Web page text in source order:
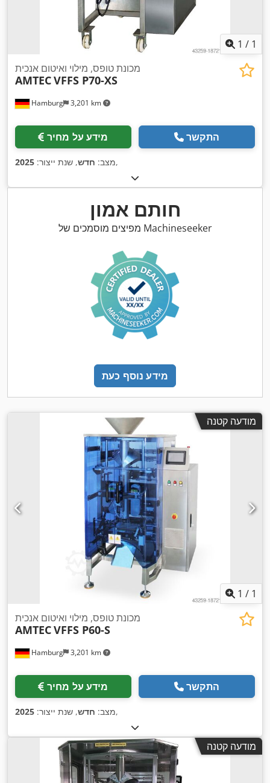
1 / 1
Hamburg 3,201 km
מכונת טופס, מילוי ואיטום אנכית
AMTECVFFS P70-XS
מידע על מחיר התקשר
מצב: חדש, שנת ייצור: 2025 ,
חותם אמון
מפיצים מוסמכים של Machineseeker
מידע נוסף כעת
מודעה קטנה
1 / 1
Hamburg 3,201 km
מכונת טופס, מילוי ואיטום אנכית
AMTECVFFS P60-S
מידע על מחיר התקשר
מצב: חדש, שנת ייצור: 2025 ,
מודעה קטנה